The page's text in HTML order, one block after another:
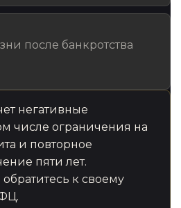
после банкротства
негативные
числе ограничения на
и повторное
пяти лет.
к своему